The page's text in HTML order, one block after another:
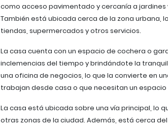
como acceso pavimentado y cercanía a
También está ubicada cerca de la zona urbana,
tiendas, supermercados y otros servicios.
La casa cuenta con un espacio de cochera o
inclemencias del tiempo y brindándote la
una oficina de negocios, lo que la convierte en
trabajan desde casa o que necesitan un
La casa está ubicada sobre una vía principal, lo
otras zonas de la ciudad. Además, está cerca